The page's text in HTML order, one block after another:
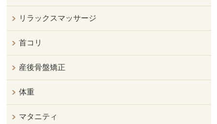
リラックスマッサージ
首コリ
産後骨盤矯正
体重
マタニティ